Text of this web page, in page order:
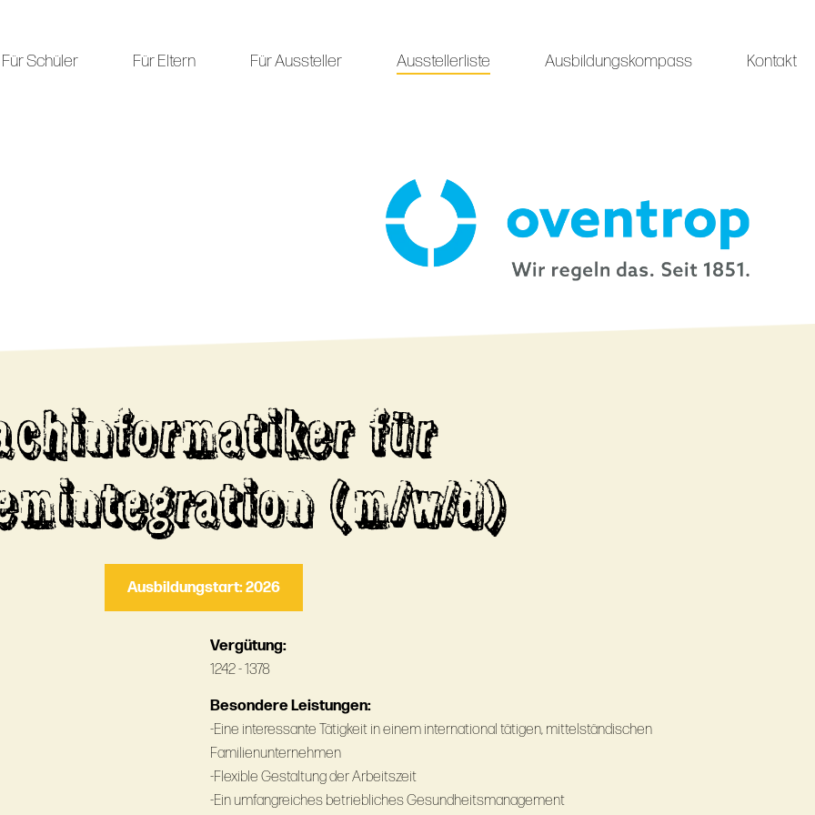
Für Schüler Für Eltern Für Aussteller Ausstellerliste Ausbildungskompass Kontakt
für
(m/w/d)
Ausbildungstart: 2026
Vergütung:
1242 - 1378
Besondere Leistungen:
-Eine interessante Tätigkeit in einem international tätigen, mittelständischen
Familienunternehmen
-Flexible Gestaltung der Arbeitszeit
-Ein umfangreiches betriebliches Gesundheitsmanagement